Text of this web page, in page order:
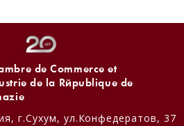
de Commerce et
de la République de
г.Сухум, ул.Конфедератов, 37